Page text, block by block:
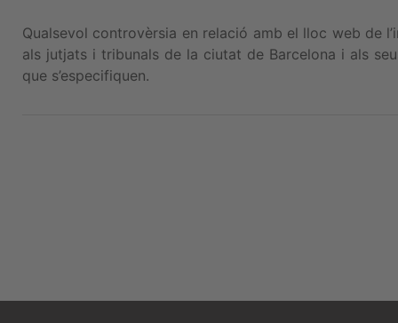
Qualsevol controvèrsia en relació amb el lloc web de
als jutjats i tribunals de la ciutat de Barcelona i als
que s’especifiquen.
Navegación